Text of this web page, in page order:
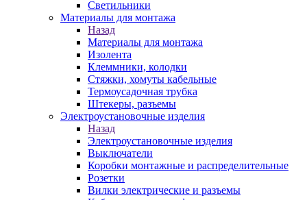
Светильники
Материалы для монтажа
Назад
Материалы для монтажа
Изолента
Клеммники, колодки
Стяжки, хомуты кабельные
Термоусадочная трубка
Штекеры, разъемы
Электроустановочные изделия
Назад
Электроустановочные изделия
Выключатели
Коробки монтажные и распределительные
Розетки
Вилки электрические и разъемы